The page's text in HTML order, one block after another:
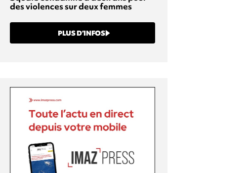
des violences sur deux femmes
PLUS D’INFOS